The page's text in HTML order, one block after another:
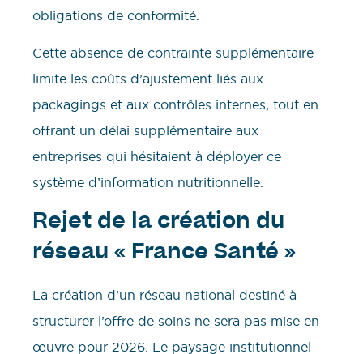
obligations de conformité.
Cette absence de contrainte supplémentaire
limite les coûts d’ajustement liés aux
packagings et aux contrôles internes, tout en
offrant un délai supplémentaire aux
entreprises qui hésitaient à déployer ce
système d’information nutritionnelle.
Rejet de la création du
réseau « France Santé »
La création d’un réseau national destiné à
structurer l’offre de soins ne sera pas mise en
œuvre pour 2026. Le paysage institutionnel